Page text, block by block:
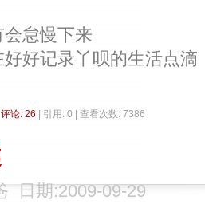
怠慢下来
好记录丫呗的生活点滴
评论: 26 | 引用: 0 | 查看次数: 7386
日期:2009-09-29